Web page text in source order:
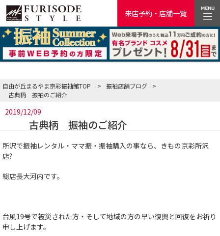
来店予約・店舗一覧
自由が丘まるやま京彩振袖館TOP > 振袖店舗ブログ
>
古典柄 振袖のご紹介
2019/12/09
古典柄 振袖のご紹介
所沢で振袖レンタル・ママ振・振袖購入の事なら、きもの京彩所沢
店?
総店長大河内です。
台風19号で被災された方・そして地域の方の早い復興と回復をお祈り
申し上げます。